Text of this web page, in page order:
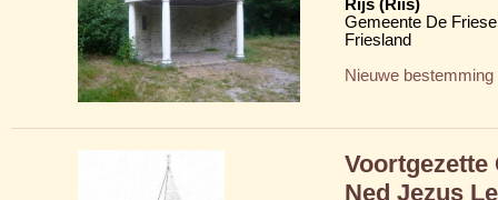
Rijs (Riis)
Gemeente De
Friesland
Nieuwe bestemming
Ned Jezus